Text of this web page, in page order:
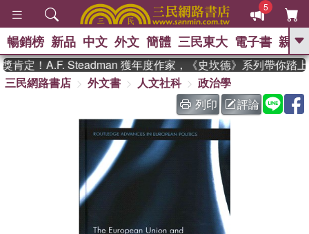
5
GO
熱搜： 東野圭吾 、 The Odyssey
、 如果歷史是一群喵 、 暑期
國際布克獎 臺灣漫遊錄 、 方
念華
、 台灣的李登輝時代
孩：黎曼猜想
、 偉大的迷走神經
暢銷榜 新品 中文 外文 簡體 三民東大 電子書 親子
定！A.F. Steadman 獲年度作家，《史坎德》系列帶你踏上
三民網路書店
外文書 人文社科
政治學
列印
評論